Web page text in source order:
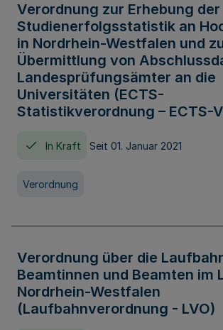
Verordnung zur Erhebung der
Studienerfolgsstatistik an
in Nordrhein-Westfalen und
Übermittlung von
Landesprüfungsämter an die
Universitäten (ECTS-
Statistikverordnung – ECTS-
In Kraft Seit 01. Januar 2021
Verordnung
Verordnung über die
Beamtinnen und Beamten im
Nordrhein-Westfalen
(Laufbahnverordnung - LVO)